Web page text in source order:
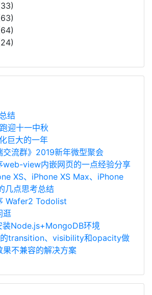
结
迎十一中秋
巨大的一年
交流群》2019新年微型聚会
web-view内嵌网页的一点经验分享
XS、iPhone XS Max、iPhone
几点思考总结
Wafer2 Todolist
逛
装Node.js+MongoDB环境
transition、visibility和opacity做
果不兼容的解决方案